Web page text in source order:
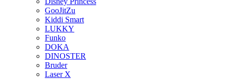
GooJitZu
Kiddi Smart
LUKKY
Funko
DOKA
DINOSTER
Bruder
Laser X